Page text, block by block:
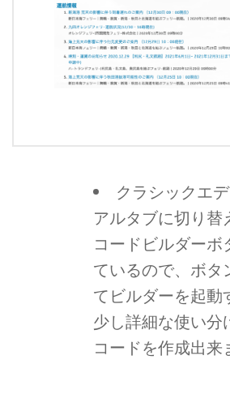
クラシックエ
アルタブに切り替
コードビルダー
ているので、ボタ
てビルダーを起動
少し詳細な使い分
コードを作成出来